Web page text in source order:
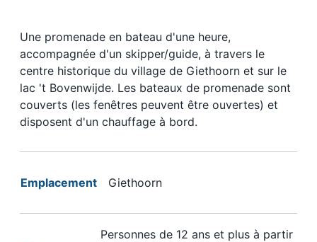
Une promenade en bateau d'une heure,
accompagnée d'un skipper/guide, à travers le
centre historique du village de Giethoorn et sur le
lac 't Bovenwijde. Les bateaux de promenade sont
couverts (les fenêtres peuvent être ouvertes) et
disposent d'un chauffage à bord.
Emplacement Giethoorn
Personnes de 12 ans et plus à partir